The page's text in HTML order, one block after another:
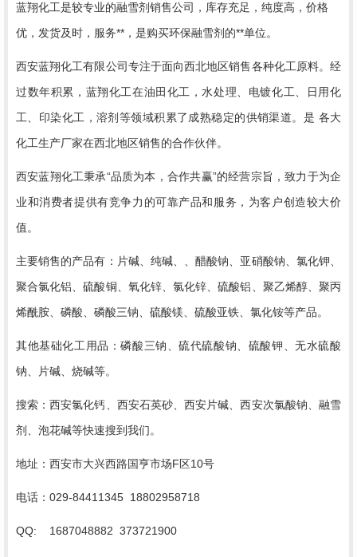
蓝翔化工是较专业的融雪剂销售公司，库存充足，纯度高，价格
优，发货及时，服务**，是购买环保融雪剂的**单位。
西安蓝翔化工有限公司专注于面向西北地区销售各种化工原料。经
过数年积累，蓝翔化工在油田化工，水处理、电镀化工、日用化
工、印染化工，溶剂等领域积累了成熟稳定的供销渠道。是 各大
化工生产厂家在西北地区销售的合作伙伴。
西安蓝翔化工秉承“品质为本，合作共赢”的经营宗旨，致力于为企
业和消费者提供有竞争力的可靠产品和服务，为客户创造较大价
值。
主要销售的产品有：片碱、纯碱、、醋酸钠、亚硝酸钠、氯化钾、
聚合氯化铝、硫酸铜、氧化锌、氯化锌、硫酸铝、聚乙烯醇、聚丙
烯酰胺、磷酸、磷酸三钠、硫酸镁、硫酸亚铁、氯化铵等产品。
其他基础化工用品：磷酸三钠、硫代硫酸钠、硫酸钾、无水硫酸
钠、片碱、烧碱等。
搜索：西安氯化钙、西安石英砂、西安片碱、西安次氯酸钠、融雪
剂、泡花碱等快速搜到我们。
地址：西安市大兴西路国亨市场F区10号
电话： 029-84411345 18802958718
QQ: 1687048882 373721900